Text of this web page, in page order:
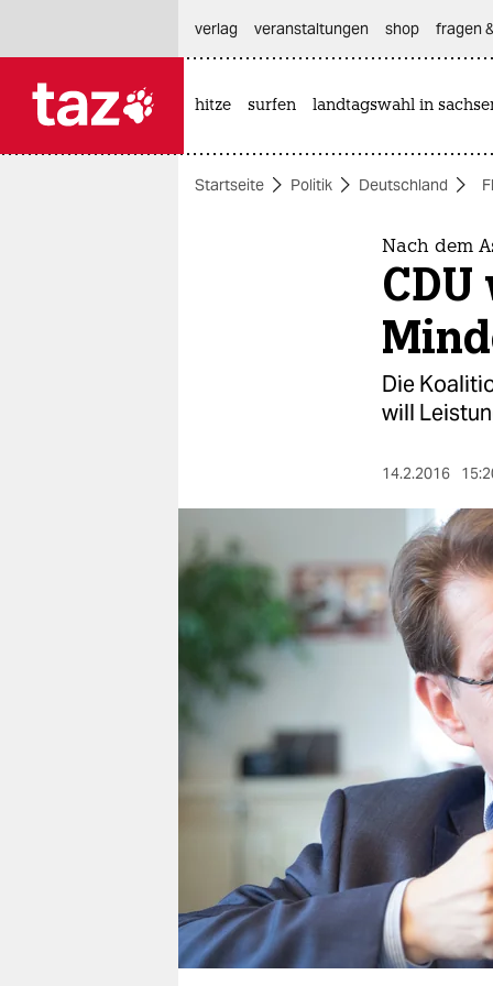
themen
nord
wahrheit
verlag
verlag
veranstaltungen
fragen & hilfe
unterstützen
abo
genossenschaft
verlag
veranstaltungen shop fragen
hitze surfen landtagswahl in
Startseite Politik Deutschland
Nach dem
Die
will
14.2.2016